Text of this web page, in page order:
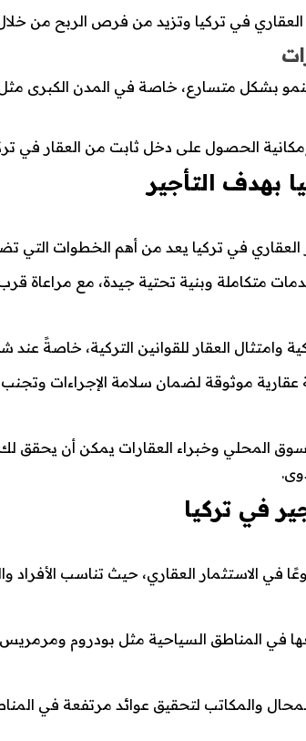
العقاري في تركيا وتزيد من فرص الربح من خلال
بشكل متسارع، خاصة في المدن الكبرى مثل
الحصول على دخل ثابت من العقار في
بهدف التأجير
العقاري في تركيا يعد من أهم الخطوات التي
متكاملة وبنية تحتية جيدة، مع مراعاة قرب
العقار للقوانين التركية، خاصةً عند
موثوقة لضمان سلامة الإجراءات وتجنب
المحلي وخبراء العقارات يمكن أن
في تركيا
في الاستثمار العقاري، حيث تناسب الأفراد
في المناطق السياحية مثل بودروم
والمكاتب لتحقيق عوائد مرتفعة في